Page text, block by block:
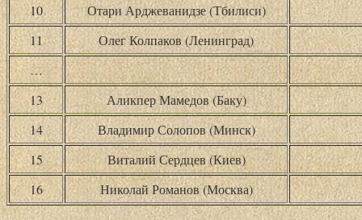
10
Отари Арджеванидзе (Тбилиси)
11
Олег Колпаков (Ленинград)
…
13
Аликпер Мамедов (Баку)
14
Владимир Солопов (Минск)
15
Виталий Сердцев (Киев)
16
Николай Романов (Москва)